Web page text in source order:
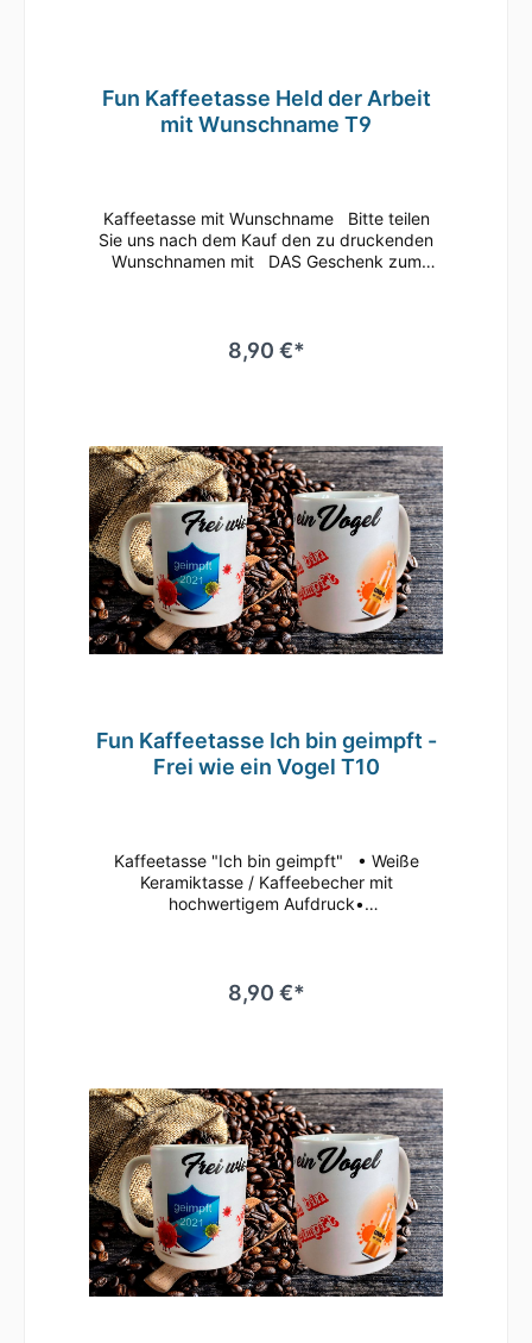
Fun Kaffeetasse Held der Arbeit
mit Wunschname T9
Kaffeetasse mit Wunschname Bitte teilen
Sie uns nach dem Kauf den zu druckenden
Wunschnamen mit DAS Geschenk zum
Keramiktasse / Kaffeebecher mit
hochwertigem Aufdruck•
80mm , Höhe 96 mm Süße Tasse in weiß mit
Motiv Geringe Farbabweichungen zum
Artikelbild aufgrund unterschiedlicher
Monitoreinstellungen möglich.
8,90 €*
Fun Kaffeetasse Ich bin geimpft -
Frei wie ein Vogel T10
Kaffeetasse "Ich bin geimpft" • Weiße
Keramiktasse / Kaffeebecher mit
hochwertigem Aufdruck•
80mm , Höhe 96 mm Süße Tasse in weiß mit
Motiv Geringe Farbabweichungen zum
8,90 €*